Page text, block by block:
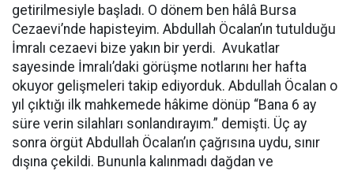
getirilmesiyle başladı. O dönem ben hâlâ Bursa
Cezaevi’nde hapisteyim. Abdullah Öcalan’ın tutulduğu
İmralı cezaevi bize yakın bir yerdi. Avukatlar
sayesinde İmralı’daki görüşme notlarını her hafta
okuyor gelişmeleri takip ediyorduk. Abdullah Öcalan o
yıl çıktığı ilk mahkemede hâkime dönüp “Bana 6 ay
süre verin silahları sonlandırayım.” demişti. Üç ay
sonra örgüt Abdullah Öcalan’ın çağrısına uydu, sınır
dışına çekildi. Bununla kalınmadı dağdan ve